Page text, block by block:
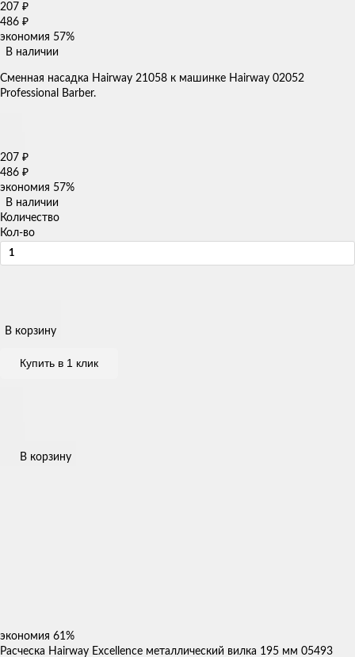
207 ₽
486 ₽
экономия 57%
В наличии
​Сменная насадка Hairway 21058 к машинке Hairway 02052
Professional Barber.
207 ₽
486 ₽
экономия 57%
В наличии
Количество
Кол-во
В корзину
Купить в 1 клик
В корзину
экономия 61%
Расческа Hairway Excellence металлический вилка 195 мм 05493